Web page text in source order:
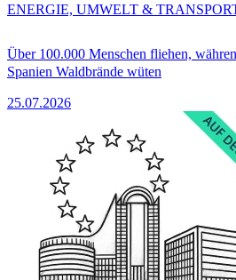
Über 100.000 Menschen fliehen,
Spanien Waldbrände wüten
25.07.2026
ENERGIE, UMWELT &